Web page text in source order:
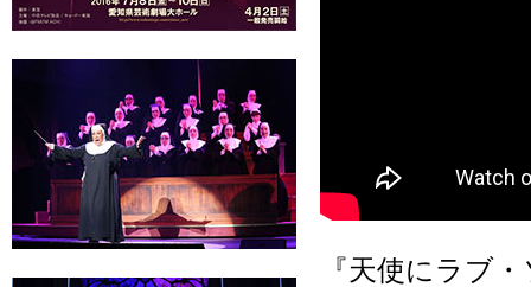
『天使にラブ